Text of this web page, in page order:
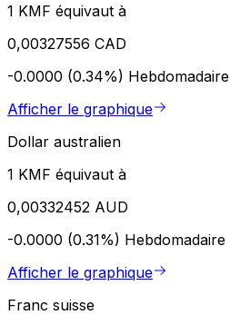
1 KMF équivaut à
0,00327556 CAD
-0.0000 (0.34%) Hebdomadaire
Afficher le graphique
Dollar australien
1 KMF équivaut à
0,00332452 AUD
-0.0000 (0.31%) Hebdomadaire
Afficher le graphique
Franc suisse